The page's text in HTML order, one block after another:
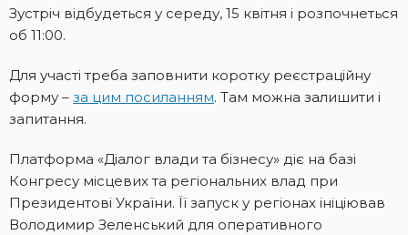
Зустріч відбудеться у середу, 15 квітня і розпочнеться
об 11:00.
Для участі треба заповнити коротку реєстраційну
форму – за цим посиланням. Там можна залишити і
запитання.
Платформа «Діалог влади та бізнесу» діє на базі
Конгресу місцевих та регіональних влад при
Президентові України. Її запуск у регіонах ініціював
Володимир Зеленський для оперативного